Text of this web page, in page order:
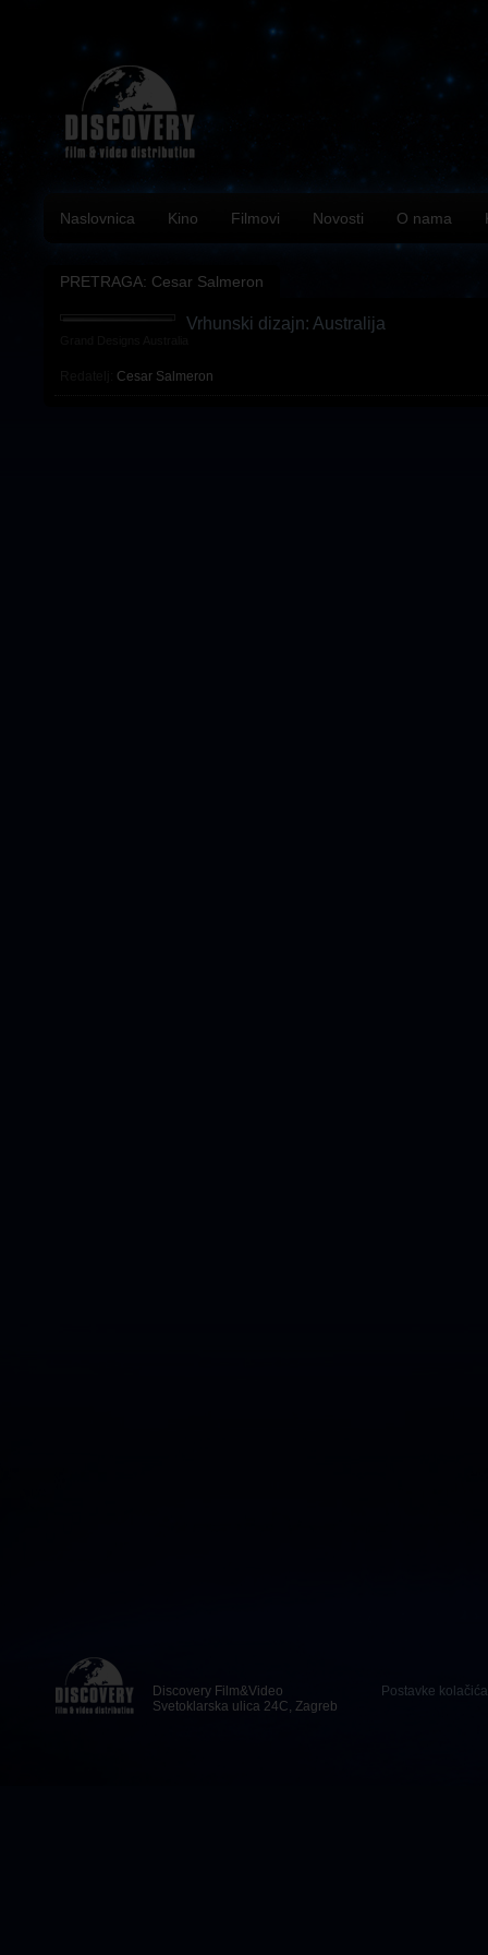
Naslovnica Kino Filmovi Novosti O nama
PRETRAGA: Cesar Salmeron
Vrhunski dizajn: Australija
Cesar Salmeron
Discovery Film&Video
Svetoklarska ulica 24C, Zagreb
Postavke kolačića